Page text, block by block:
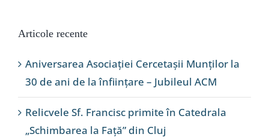
Articole recente
Aniversarea Asociației Cercetașii Munților la
30 de ani de la înființare – Jubileul ACM
Relicvele Sf. Francisc primite în Catedrala
„Schimbarea la Față” din Cluj